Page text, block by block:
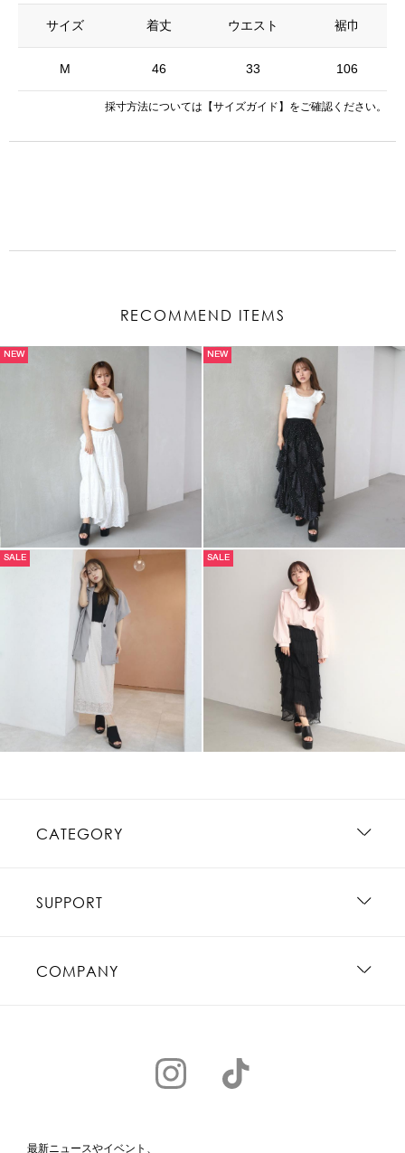
サイズ
M
着丈 ウエスト 裾巾
46 33 106
採寸方法については 【サイズガイド】 をご確認ください。
RECOMMEND ITEMS
NEW NEW
SALE SALE
CATEGORY
SUPPORT
COMPANY
最新ニュースやイベント、